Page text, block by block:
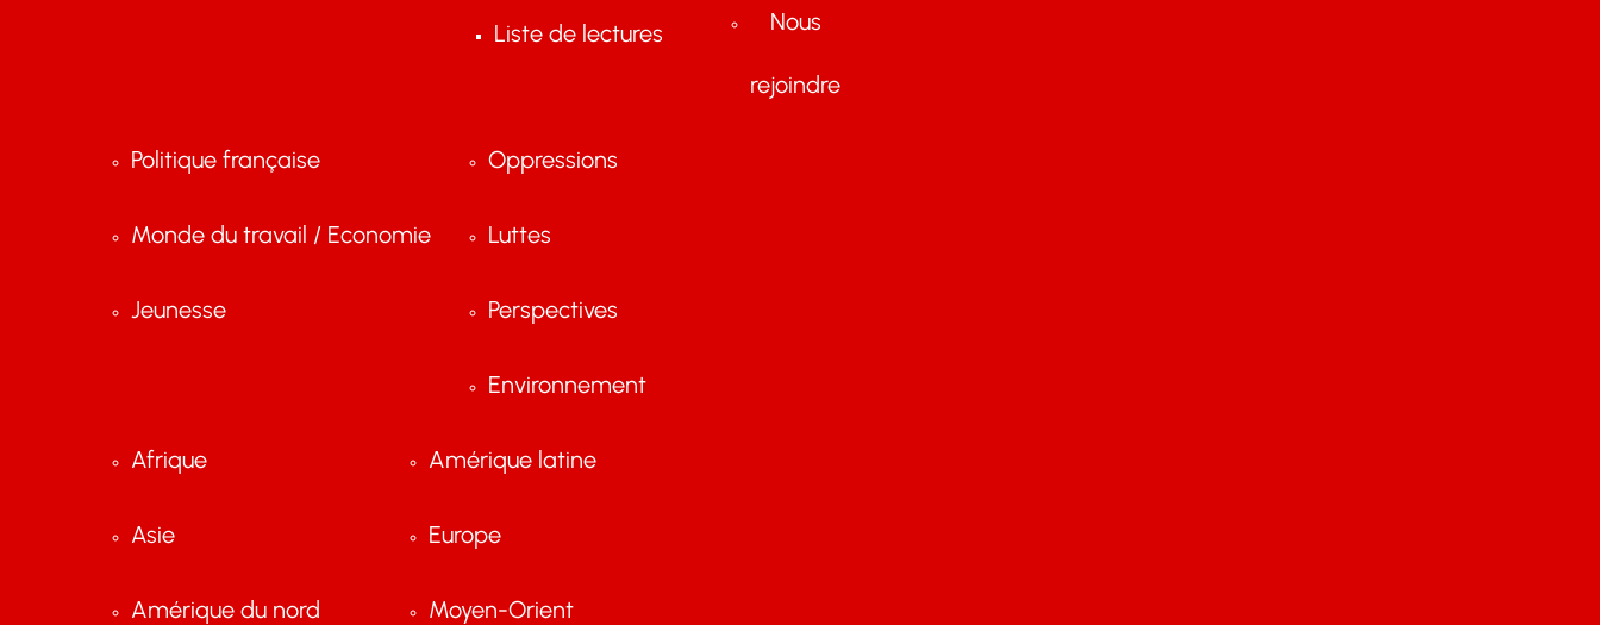
Liste de lectures Nous
rejoindre
Politique française
Monde du travail / Economie
Jeunesse
Oppressions
Luttes
Perspectives
Environnement
Afrique
Asie
Amérique du nord
Amérique latine
Europe
Moyen-Orient